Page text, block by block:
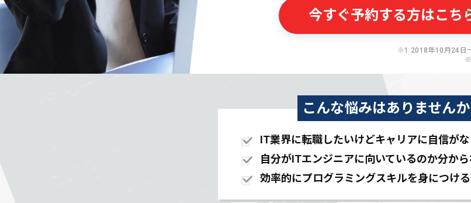
今すぐ予約する方はこち
※1 2018年10月24日
こんな悩みはありませんか
IT業界に転職したいけどキャリアに自信が
自分がITエンジニアに向いているのか分か
効率的にプログラミングスキルを身につけ